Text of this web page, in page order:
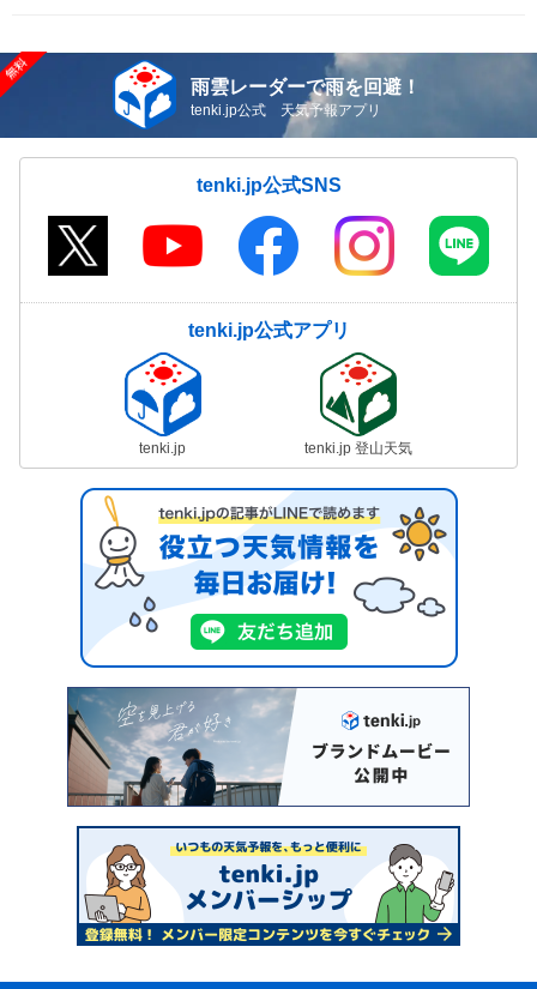
雨雲レーダーで雨を回避！
tenki.jp公式 天気予報アプリ
tenki.jp公式SNS
tenki.jp公式アプリ
tenki.jp tenki.jp 登山天気